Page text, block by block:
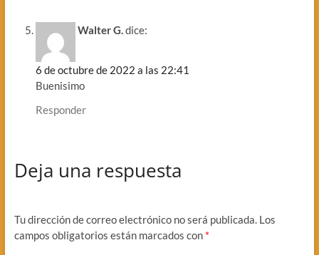
Walter G.dice:
6 de octubre de 2022 a las 22:41
Buenisimo
Responder
Deja una respuesta
Tu dirección de correo electrónico no será publicada. Los
campos obligatorios están marcados con *